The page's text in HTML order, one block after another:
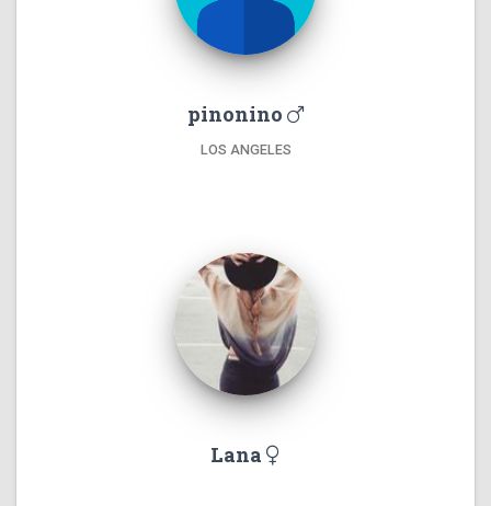
pinonino
LOS ANGELES
Lana